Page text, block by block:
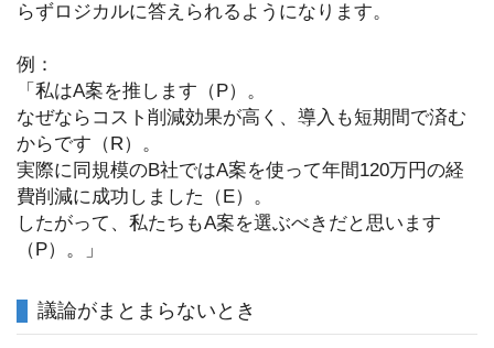
らずロジカルに答えられるようになります。
例：
「私はA案を推します（P）。
なぜならコスト削減効果が高く、導入も短期間で済む
からです（R）。
実際に同規模のB社ではA案を使って年間120万円の経
費削減に成功しました（E）。
したがって、私たちもA案を選ぶべきだと思います
（P）。」
議論がまとまらないとき